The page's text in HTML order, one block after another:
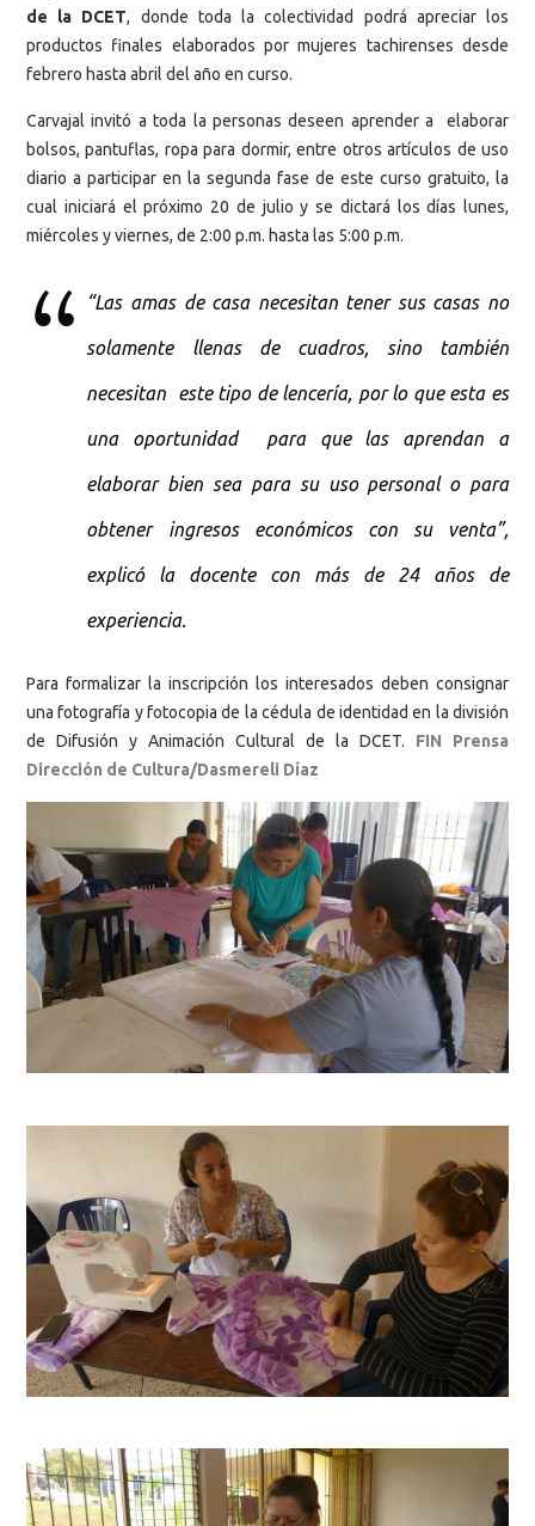
de la DCET, donde toda la colectividad podrá apreciar los
productos finales elaborados por mujeres tachirenses desde
febrero hasta abril del año en curso.
Carvajal invitó a toda la personas deseen aprender a elaborar
bolsos, pantuflas, ropa para dormir, entre otros artículos de uso
diario a participar en la segunda fase de este curso gratuito, la
cual iniciará el próximo 20 de julio y se dictará los días lunes,
miércoles y viernes, de 2:00 p.m. hasta las 5:00 p.m.
“Las amas de casa necesitan tener sus casas no
solamente llenas de cuadros, sino también
necesitan este tipo de lencería, por lo que esta es
una oportunidad para que las aprendan a
elaborar bien sea para su uso personal o para
obtener ingresos económicos con su venta”,
explicó la docente con más de 24 años de
experiencia.
Para formalizar la inscripción los interesados deben consignar
una fotografía y fotocopia de la cédula de identidad en la división
de Difusión y Animación Cultural de la DCET. FIN Prensa
Dirección de Cultura/Dasmereli Díaz